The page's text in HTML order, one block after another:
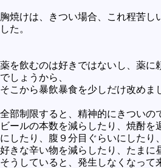
胸焼けは、きつい場合、これ程苦し
した。
薬を飲むのは好きではないし、薬に
でしょうから、
そこから暴飲暴食を少しだけ改めま
全部制限すると、精神的にきついの
ビールの本数を減らしたり、焼酎を
にしたり、腹９分目ぐらいにしたり、
好きな辛い物を減らしたり、たまに
そうしていると、発生しなくなって